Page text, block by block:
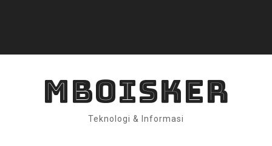
MBOISKER
Teknologi & Informasi